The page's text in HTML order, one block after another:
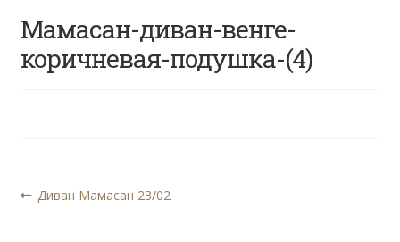
Ротанг оптом
Контакты
Мамасан-диван-венге-
коричневая-подушка-(4)
Навигация
Предыдущая
Диван Мамасан 23/02